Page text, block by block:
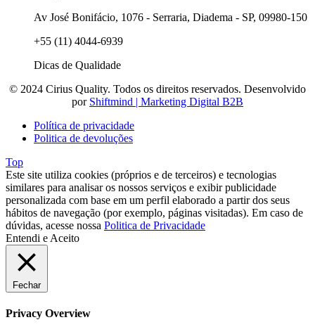
Av José Bonifácio, 1076 - Serraria, Diadema - SP, 09980-150
+55 (11) 4044-6939
Dicas de Qualidade
© 2024 Cirius Quality. Todos os direitos reservados. Desenvolvido
por Shiftmind | Marketing Digital B2B
Política de privacidade
Politica de devoluções
Top
Este site utiliza cookies (próprios e de terceiros) e tecnologias
similares para analisar os nossos serviços e exibir publicidade
personalizada com base em um perfil elaborado a partir dos seus
hábitos de navegação (por exemplo, páginas visitadas). Em caso de
dúvidas, acesse nossa Politica de Privacidade
Entendi e Aceito
Fechar
Privacy Overview